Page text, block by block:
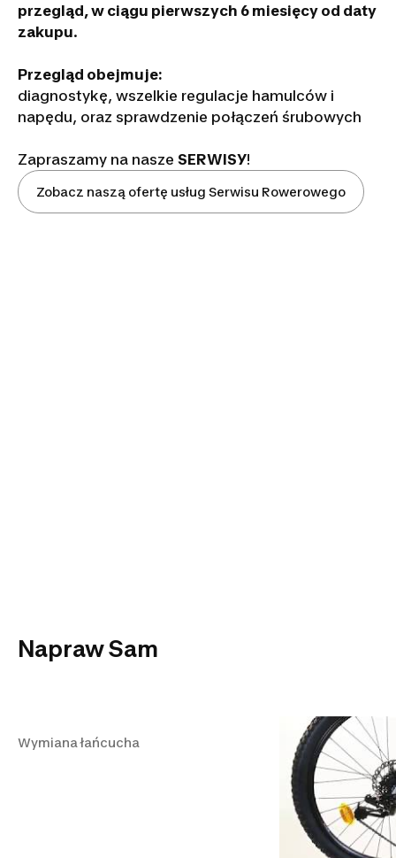
przegląd, w ciągu pierwszych 6 miesięcy od daty
zakupu.
Przegląd obejmuje:
diagnostykę, wszelkie regulacje hamulców i
napędu, oraz sprawdzenie połączeń śrubowych
Zapraszamy na nasze SERWISY!
Zobacz naszą ofertę usług Serwisu Rowerowego
Napraw Sam
Wymiana łańcucha